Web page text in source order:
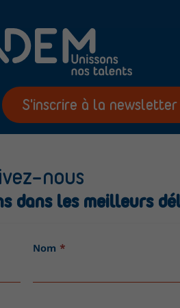
S'inscrire à la newsletter
nous
dans les meilleurs
Nom *